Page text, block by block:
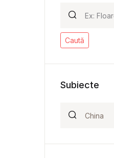
Caută
Subiecte